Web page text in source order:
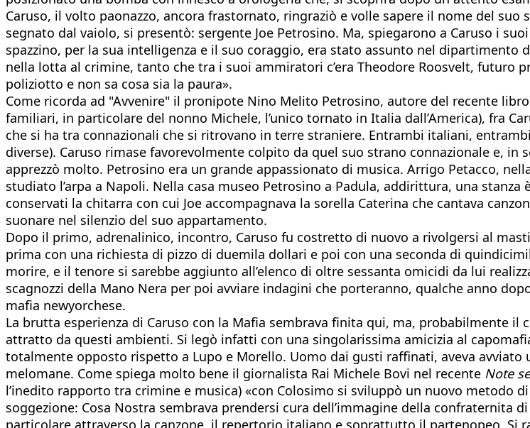
Caruso, il volto paonazzo, ancora frastornato, ringraziò e volle sapere il nome del
segnato dal vaiolo, si presentò: sergente Joe Petrosino. Ma, spiegarono a Caruso i
spazzino, per la sua intelligenza e il suo coraggio, era stato assunto nel
nella lotta al crimine, tanto che tra i suoi ammiratori c’era Theodore Roosvelt, futuro
poliziotto e non sa cosa sia la paura».
Come ricorda ad "Avvenire" il pronipote Nino Melito Petrosino, autore del recente libro
familiari, in particolare del nonno Michele, l’unico tornato in Italia dall’America), fra
che si ha tra connazionali che si ritrovano in terre straniere. Entrambi italiani,
diverse). Caruso rimase favorevolmente colpito da quel suo strano connazionale e,
apprezzò molto. Petrosino era un grande appassionato di musica. Arrigo Petacco,
studiato l’arpa a Napoli. Nella casa museo Petrosino a Padula, addirittura, una
conservati la chitarra con cui Joe accompagnava la sorella Caterina che cantava
suonare nel silenzio del suo appartamento.
Dopo il primo, adrenalinico, incontro, Caruso fu costretto di nuovo a rivolgersi al
prima con una richiesta di pizzo di duemila dollari e poi con una seconda di
morire, e il tenore si sarebbe aggiunto all’elenco di oltre sessanta omicidi da lui
scagnozzi della Mano Nera per poi avviare indagini che porteranno, qualche anno
mafia newyorchese.
La brutta esperienza di Caruso con la Mafia sembrava finita qui, ma, probabilmente
attratto da questi ambienti. Si legò infatti con una singolarissima amicizia al
totalmente opposto rispetto a Lupo e Morello. Uomo dai gusti raffinati, aveva
melomane. Come spiega molto bene il giornalista Rai Michele Bovi nel recente Note
l’inedito rapporto tra crimine e musica) «con Colosimo si sviluppò un nuovo metodo
soggezione: Cosa Nostra sembrava prendersi cura dell’immagine della
particolare attraverso la canzone, il repertorio italiano e soprattutto il partenopeo.